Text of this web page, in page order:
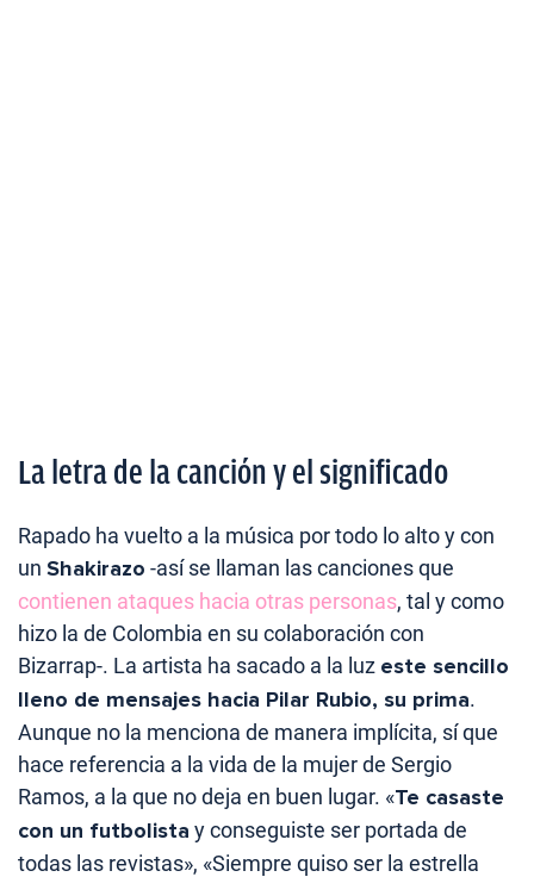
La letra de la canción y el significado
Rapado ha vuelto a la música por todo lo alto y con
un Shakirazo -así se llaman las canciones que
contienen ataques hacia otras personas, tal y como
hizo la de Colombia en su colaboración con
Bizarrap-. La artista ha sacado a la luz este sencillo
lleno de mensajes hacia Pilar Rubio, su prima.
Aunque no la menciona de manera implícita, sí que
hace referencia a la vida de la mujer de Sergio
Ramos, a la que no deja en buen lugar. «Te casaste
con un futbolista y conseguiste ser portada de
todas las revistas», «Siempre quiso ser la estrella